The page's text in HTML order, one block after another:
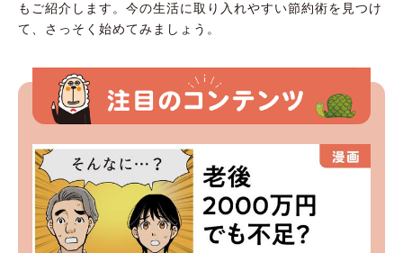
もご紹介します。今の生活に取り入れやすい節約術を見つけ
て、さっそく始めてみましょう。